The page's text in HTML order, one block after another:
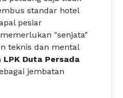
standar hotel
pesiar
"senjata"
teknis dan mental
LPK Duta Persada
jembatan